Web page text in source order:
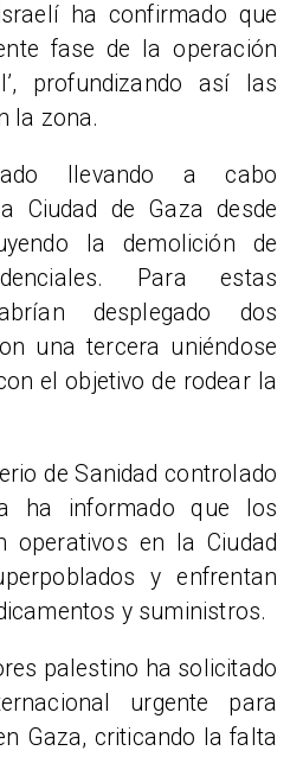
ha confirmado que
fase de la operación
profundizando así las
la zona.
llevando a cabo
Ciudad de Gaza desde
la demolición de
Para estas
desplegado dos
una tercera uniéndose
el objetivo de rodear la
de Sanidad controlado
ha informado que los
operativos en la Ciudad
y enfrentan
y suministros.
palestino ha solicitado
urgente para
Gaza, criticando la falta